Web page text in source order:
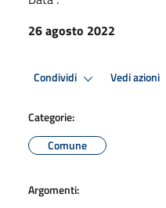
26 agosto 2022
Condividi Vedi azioni
Categorie:
Comune
Argomenti: